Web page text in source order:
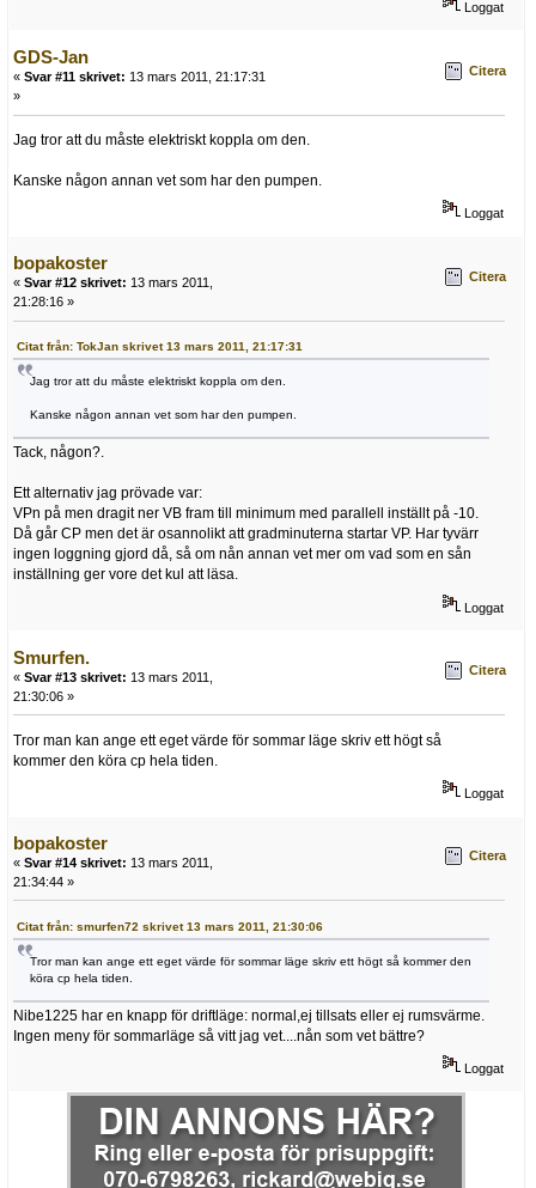
Loggat
GDS-Jan
« Svar #11 skrivet: 13 mars 2011, 21:17:31
»
Citera
Jag tror att du måste elektriskt koppla om den.
Kanske någon annan vet som har den pumpen.
Loggat
bopakoster
« Svar #12 skrivet: 13 mars 2011,
21:28:16 »
Citera
Citat från: TokJan skrivet 13 mars 2011, 21:17:31
Jag tror att du måste elektriskt koppla om den.
Kanske någon annan vet som har den pumpen.
Tack, någon?.
Ett alternativ jag prövade var:
VPn på men dragit ner VB fram till minimum med parallell inställt på -10.
Då går CP men det är osannolikt att gradminuterna startar VP. Har tyvärr
ingen loggning gjord då, så om nån annan vet mer om vad som en sån
inställning ger vore det kul att läsa.
Loggat
Smurfen.
« Svar #13 skrivet: 13 mars 2011,
21:30:06 »
Citera
Tror man kan ange ett eget värde för sommar läge skriv ett högt så
kommer den köra cp hela tiden.
Loggat
bopakoster
« Svar #14 skrivet: 13 mars 2011,
21:34:44 »
Citera
Citat från: smurfen72 skrivet 13 mars 2011, 21:30:06
Tror man kan ange ett eget värde för sommar läge skriv ett högt så kommer den
köra cp hela tiden.
Nibe1225 har en knapp för driftläge: normal,ej tillsats eller ej rumsvärme.
Ingen meny för sommarläge så vitt jag vet....nån som vet bättre?
Loggat